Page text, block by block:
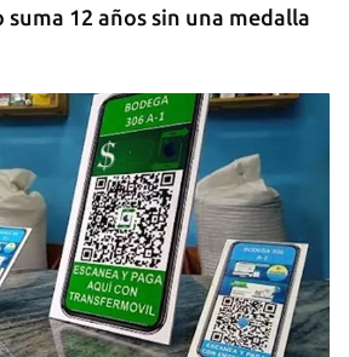
12 años sin una medalla